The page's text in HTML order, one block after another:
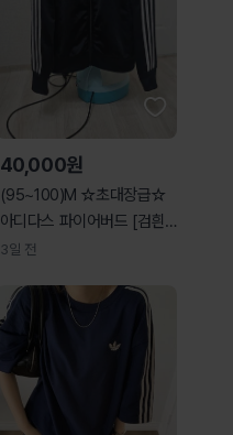
40,000원
(95~100)M ☆초대장급☆
아디다스 파이어버드 [검흰]
트랙탑져지
3일 전